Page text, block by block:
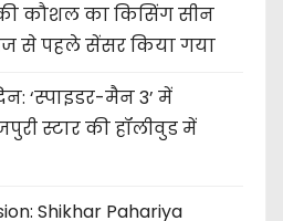
कौशल का किसिंग सीन
से पहले सेंसर किया गया
‘स्पाइडर-मैन 3’ में
स्टार की हॉलीवुड में
Shikhar Pahariya